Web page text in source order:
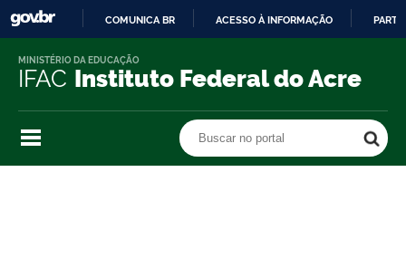
O
COMUNICA BR ACESSO À INFORMAÇÃO
IFAC Instituto Federal do Acre
MINISTÉRIO DA EDUCAÇÃO
Buscar no portal